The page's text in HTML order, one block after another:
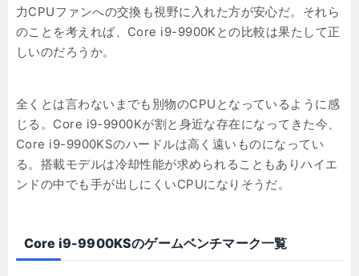
力CPUファンへの交換も視野に入れた方が安心だ。それら
のことを考えれば、Core i9-9900Kとの比較は果たして正
しいのだろうか。
全くとは言わないまでも別物のCPUとなっているように感
じる。Core i9-9900Kが割と身近な存在になってきた今、
Core i9-9900KSのハードルは高く遠いものになってい
る。搭載モデルは冷却性能が求められることもありハイエ
ンドの中でも手が出しにくいCPUになりそうだ。
Core i9-9900KSのゲームベンチマーク一覧